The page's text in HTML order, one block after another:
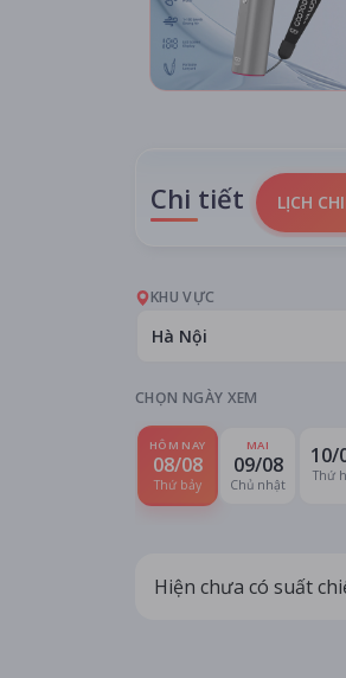
Chi tiết LỊCH
KHU VỰC
Hà Nội
CHỌN NGÀY XEM
HÔM NAY
08/08
Thứ bảy
MAI
09/08
Chủ nhật
10/
Thứ
Hiện chưa có suất